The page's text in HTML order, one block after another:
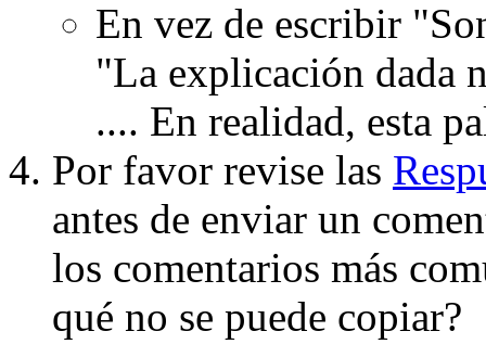
En vez de escribir
"La explicación dada
.... En realidad, esta
Por favor revise las
antes de enviar un
los comentarios más
qué no se puede copiar?